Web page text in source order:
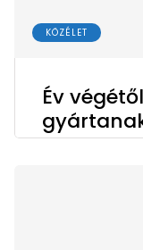
KÖZÉLET
Év